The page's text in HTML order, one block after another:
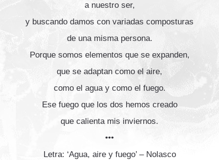
a nuestro ser,
y buscando damos con variadas composturas
de una misma persona.
Porque somos elementos que se expanden,
que se adaptan como el aire,
como el agua y como el fuego.
Ese fuego que los dos hemos creado
que calienta mis inviernos.
•••
Letra: ‘Agua, aire y fuego’ – Nolasco